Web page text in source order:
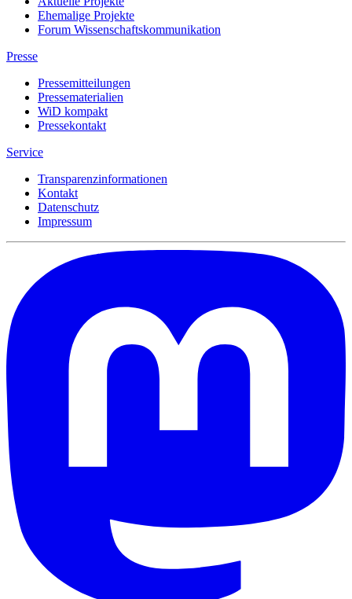
Ehemalige Projekte
Forum Wissenschaftskommunikation
Presse
Pressemitteilungen
Pressematerialien
WiD kompakt
Pressekontakt
Service
Transparenzinformationen
Kontakt
Datenschutz
Impressum